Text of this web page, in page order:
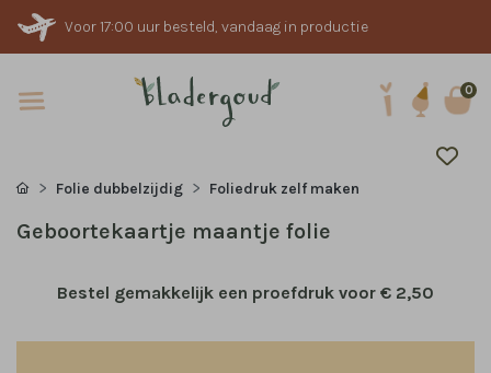
Voor 17:00 uur besteld, vandaag in productie
0
Folie dubbelzijdig Foliedruk zelf maken
Geboortekaartje maantje folie
Bestel gemakkelijk een proefdruk voor € 2,50